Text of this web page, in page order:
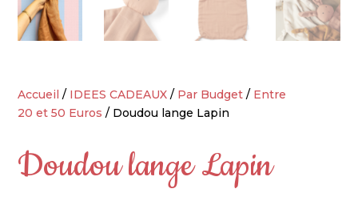
Accueil / IDEES CADEAUX / Par Budget / Entre
20 et 50 Euros / Doudou lange Lapin
Doudou lange Lapin